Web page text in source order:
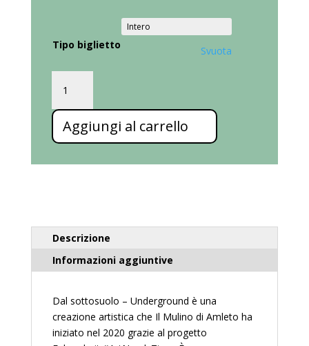
Tipo biglietto Svuota
factory,
Sottosuolo
22
quantità
Aggiungi al carrello
Descrizione
Informazioni aggiuntive
Dal sottosuolo – Underground è una
creazione artistica che Il Mulino di Amleto ha
iniziato nel 2020 grazie al progetto